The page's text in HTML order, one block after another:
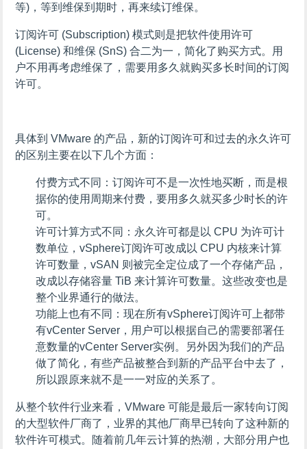
等)，等到维保到期时，再来续订维保。
订阅许可 (Subscription) 模式则是把软件使用许可
(License) 和维保 (SnS) 合二为一，简化了购买方式。用
户不用再考虑维保了，需要用多久就购买多长时间的订阅
许可。
具体到 VMware 的产品，新的订阅许可和过去的永久许可
的区别主要在以下几个方面：
付费方式不同 ：订阅许可不是一次性地买断，而是根
据你的使用周期来付费，要用多久就买多少时长的许
可。
许可计算方式不同 ：永久许可都是以 CPU 为许可计
数单位，vSphere订阅许可改成以 CPU 内核来计算
许可数量，vSAN 则被完全定位成了一个存储产品，
改成以存储容量 TiB 来计算许可数量。这些改变也是
整个业界通行的做法。
功能上也有不同 ：现在所有vSphere订阅许可上都带
有vCenter Server，用户可以根据自己的需要部署任
意数量的vCenter Server实例。另外因为我们的产品
做了简化，有些产品被整合到新的产品平台中去了，
所以跟原来就不是一一对应的关系了。
从整个软件行业来看，VMware 可能是最后一家转向订阅
的大型软件厂商了，业界的其他厂商早已转向了这种新的
软件许可模式。随着前几年云计算的热潮，大部分用户也